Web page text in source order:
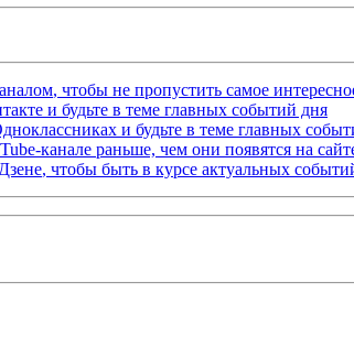
, чтобы не пропустить самое
и будьте в теме главных событий дня
и будьте в теме главных
канале раньше, чем они появятся на
Дзене, чтобы быть в курсе актуальных